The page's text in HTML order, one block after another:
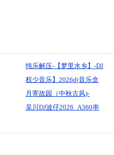
纯乐解压-【梦里水乡】-DJ
小花
权少音乐】2026dj音乐盒
vip专享完整版畅听歌曲(是
你没选我啊国粤语Electro
月寄故园（中秋古风)-
djlongtang2025mix_（已
吴川DJ波仔2026_A360串